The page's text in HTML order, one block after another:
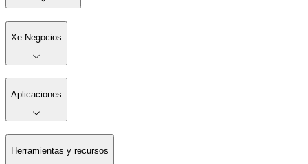
Xe Negocios
Aplicaciones
Herramientas y recursos